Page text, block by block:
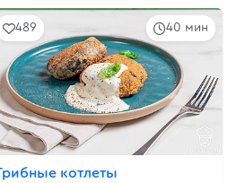
40 мин
489
котлеты